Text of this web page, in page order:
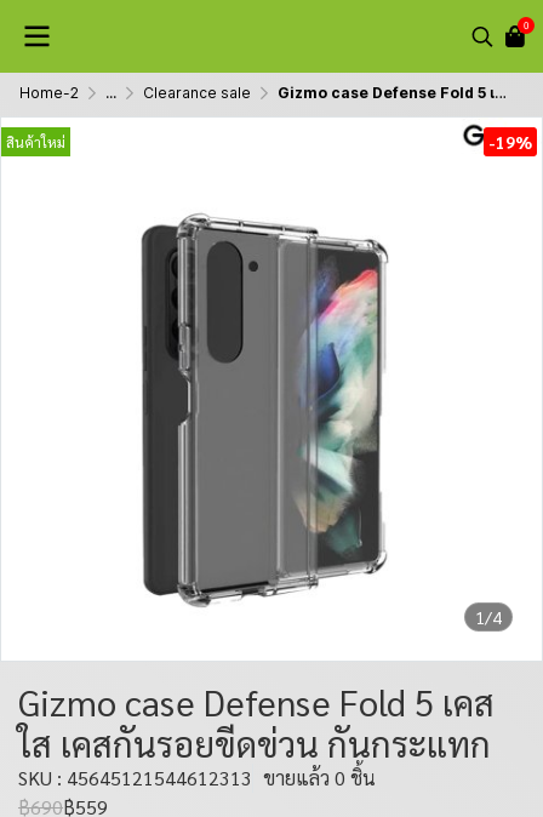
0
Home-2 ... Clearance sale Gizmo case Defense Fold 5 เคสใส เคสกันรอยขีดข่วน กันกระแทก
1/4
สินค้าใหม่ -19%
Gizmo case Defense Fold 5 เคส
ใส เคสกันรอยขีดข่วน กันกระแทก
SKU : 45645121544612313 ขายแล้ว 0 ชิ้น
฿690฿559